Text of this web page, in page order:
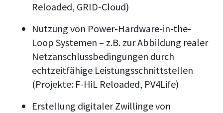
Reloaded, GRID-Cloud)
Nutzung von Power-Hardware-in-the-
Loop Systemen – z.B. zur Abbildung realer
Netzanschlussbedingungen durch
echtzeitfähige Leistungsschnittstellen
(Projekte: F-HiL Reloaded, PV4Life)
Erstellung digitaler Zwillinge von